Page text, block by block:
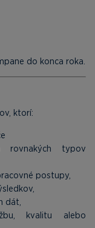
do konca roka.
ktorí:
rovnakých typov
postupy,
dát,
kvalitu alebo